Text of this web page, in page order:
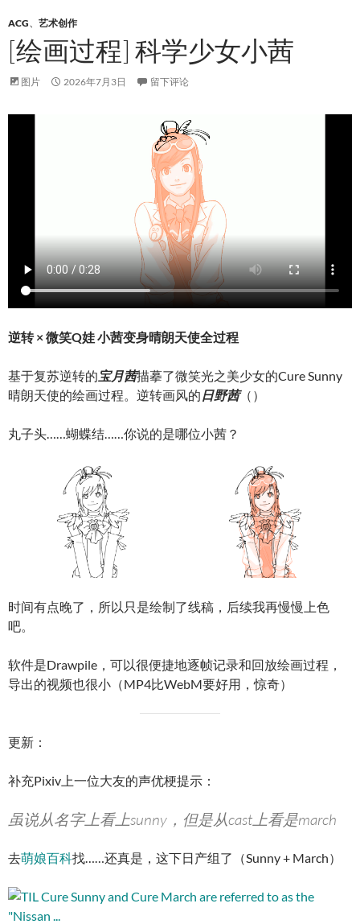
ACG、 艺术创作
[绘画过程] 科学少女小茜
图片 2026年7月3日 留下评论
逆转 × 微笑Q娃 小茜变身晴朗天使全过程
基于复苏逆转的 宝月茜描摹了微笑光之美少女的Cure Sunny
晴朗天使的绘画过程。逆转画风的日野茜（）
丸子头……蝴蝶结……你说的是哪位小茜？
时间有点晚了，所以只是绘制了线稿，后续我再慢慢上色
吧。
软件是Drawpile，可以很便捷地逐帧记录和回放绘画过程，
导出的视频也很小（MP4比WebM要好用，惊奇）
更新：
补充Pixiv上一位大友的声优梗提示：
虽说从名字上看上sunny，但是从cast上看是march
去萌娘百科找……还真是，这下日产组了（Sunny + March）